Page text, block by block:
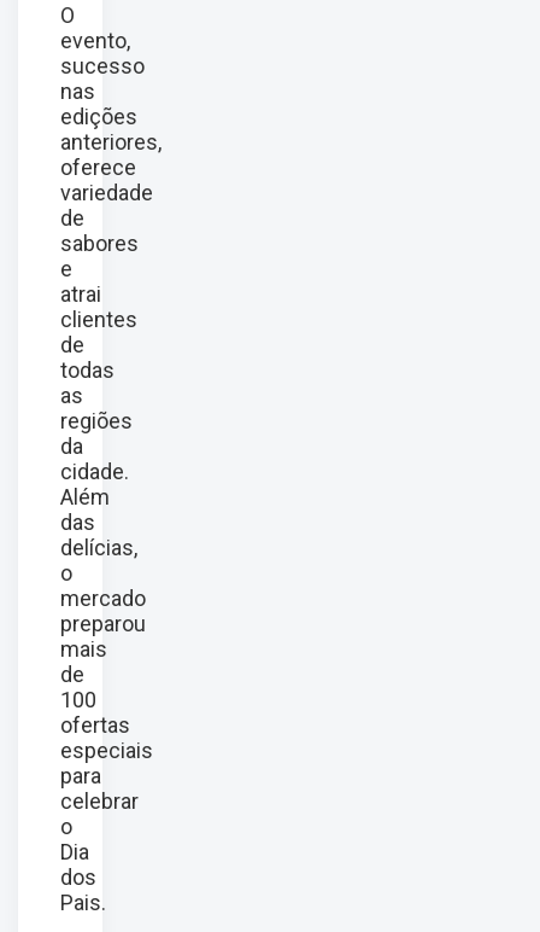
O
evento,
sucesso
nas
edições
anteriores,
oferece
variedade
de
sabores
e
atrai
clientes
de
todas
as
regiões
da
cidade.
Além
das
delícias,
o
mercado
preparou
mais
de
100
ofertas
especiais
para
celebrar
o
Dia
dos
Pais.